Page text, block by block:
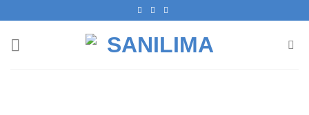
content